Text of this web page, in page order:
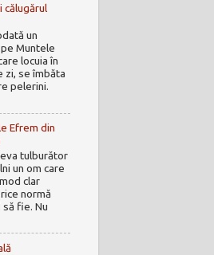
călugărul
un
Muntele
locuia în
zi, se îmbăta
pelerini.
Efrem din
tulburător
un om care
clar
normă
fie. Nu